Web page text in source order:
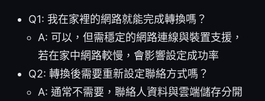
Q1: 我在家裡的網路就能完成轉換嗎？
A: 可以，但需穩定的網路連線與裝置支援，
若在家中網路較慢，會影響設定成功率
Q2: 轉換後需要重新設定聯絡方式嗎？
A: 通常不需要，聯絡人資料與雲端儲存分開